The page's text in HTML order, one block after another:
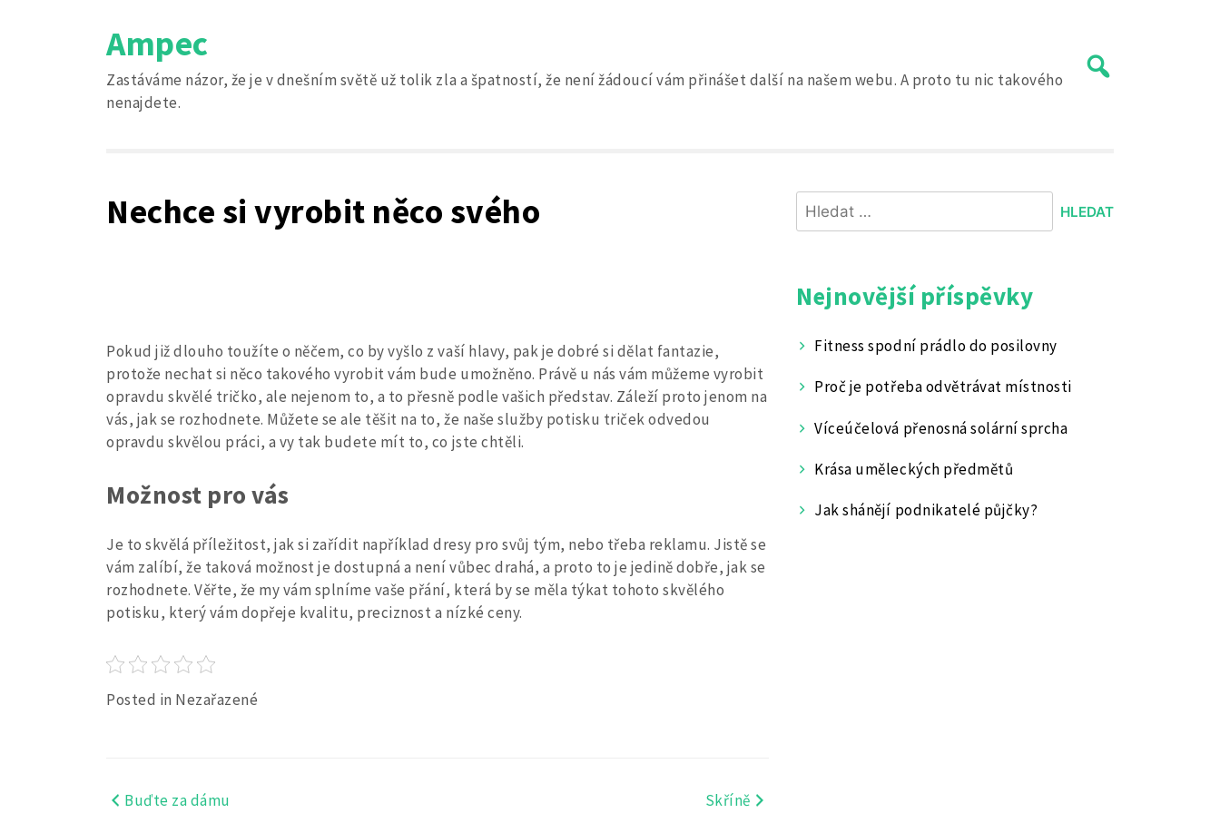
Ampec
Zastáváme názor, že je v dnešním světě už tolik zla a špatností, že není žádoucí vám přinášet další na našem webu. A proto tu nic takového
nenajdete.
Nechce si vyrobit něco svého
Pokud již dlouho toužíte o něčem, co by vyšlo z vaší hlavy, pak je dobré si dělat fantazie,
protože nechat si něco takového vyrobit vám bude umožněno. Právě u nás vám můžeme vyrobit
opravdu skvělé tričko, ale nejenom to, a to přesně podle vašich představ. Záleží proto jenom na
vás, jak se rozhodnete. Můžete se ale těšit na to, že naše služby potisku tričekodvedou
opravdu skvělou práci, a vy tak budete mít to, co jste chtěli.
Možnost pro vás
Je to skvělá příležitost, jak si zařídit například dresy pro svůj tým, nebo třeba reklamu. Jistě se
vám zalíbí, že taková možnost je dostupná a není vůbec drahá, a proto to je jedině dobře, jak se
rozhodnete. Věřte, že my vám splníme vaše přání, která by se měla týkat tohoto skvělého
potisku, který vám dopřeje kvalitu, preciznost a nízké ceny.
Posted in Nezařazené
Navigace
Buďte za dámu Skříně
Vyhledávání
Nejnovější příspěvky
Fitness spodní prádlo do posilovny
Proč je potřeba odvětrávat místnosti
Víceúčelová přenosná solární sprcha
Krása uměleckých předmětů
Jak shánějí podnikatelé půjčky?